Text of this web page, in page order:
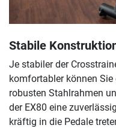
Stabile
Je stabiler der
komfortabler können
robusten Stahlrahmen
der EX80 eine
kräftig in die Pedale